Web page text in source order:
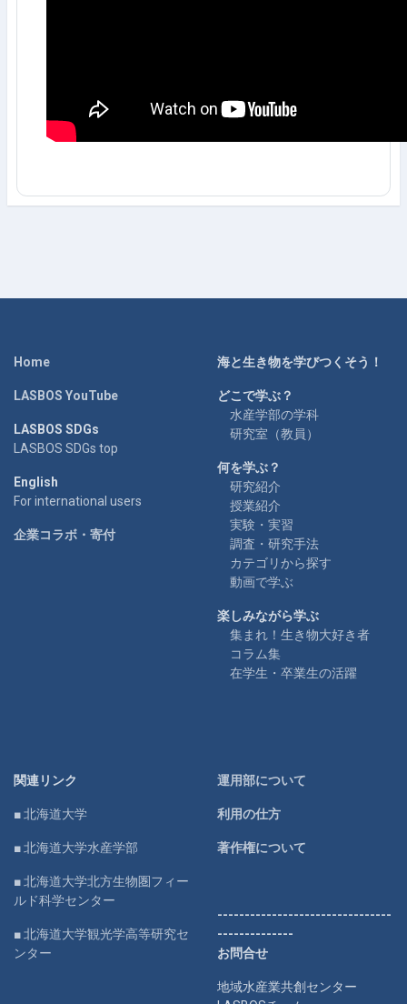
Home
LASBOS YouTube
LASBOS SDGs
LASBOS SDGs top
English
For international users
企業コラボ・寄付
海と生き物を学びつくそう！
どこで学ぶ？
水産学部の学科
研究室（教員）
何を学ぶ？
研究紹介
授業紹介
実験・実習
調査・研究手法
カテゴリから探す
動画で学ぶ
楽しみながら学ぶ
集まれ！生き物大好き者
コラム集
在学生・卒業生の活躍
関連リンク
■ 北海道大学
■ 北海道大学水産学部
■ 北海道大学北方生物圏フィー
ルド科学センター
■ 北海道大学観光学高等研究セ
ンター
運用部について
利用の仕方
著作権について
--------------------------------
--------------
お問合せ
地域水産業共創センター